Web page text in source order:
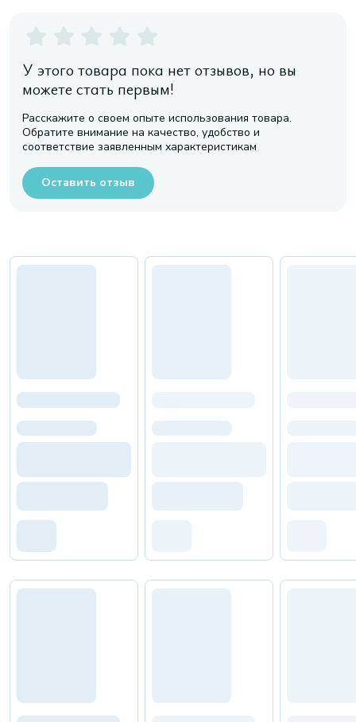
У этого товара пока нет отзывов, но вы
можете стать первым!
Расскажите о своем опыте использования товара.
Обратите внимание на качество, удобство и
соответствие заявленным характеристикам
Оставить отзыв